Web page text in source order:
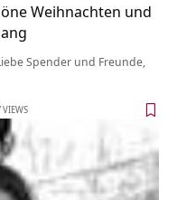
Weihnachten und
Spender und Freunde,
VIEWS